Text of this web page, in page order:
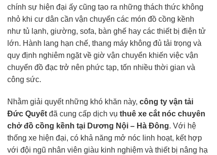
chính sự hiện đại ấy cũng tạo ra những thách thức không
nhỏ khi cư dân cần vận chuyển các món đồ cồng kềnh
như tủ lạnh, giường, sofa, bàn ghế hay các thiết bị điện tử
lớn. Hành lang hạn chế, thang máy không đủ tải trọng và
quy định nghiêm ngặt về giờ vận chuyển khiến việc vận
chuyển đồ đạc trở nên phức tạp, tốn nhiều thời gian và
công sức.
Nhằm giải quyết những khó khăn này, công ty vận tải
Đức Quyết đã cung cấp dịch vụ thuê xe cắt nóc chuyên
chở đồ cồng kềnh tại Dương Nội – Hà Đông. Với hệ
thống xe hiện đại, có khả năng mở nóc linh hoạt, kết hợp
với đội ngũ nhân viên giàu kinh nghiệm và thiết bị nâng hạ